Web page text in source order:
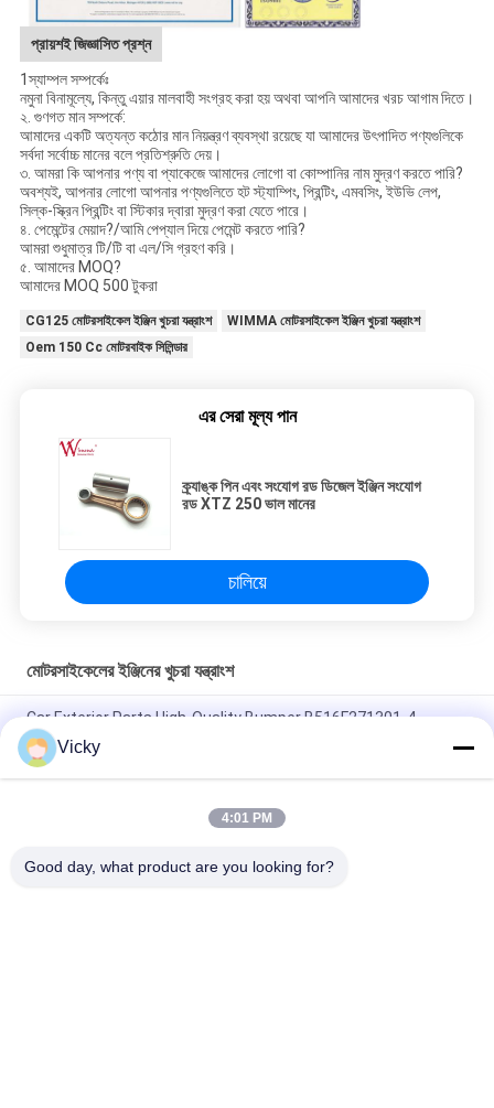
প্রায়শই জিজ্ঞাসিত প্রশ্ন
1স্যাম্পল সম্পর্কেঃ
নমুনা বিনামূল্যে, কিন্তু এয়ার মালবাহী সংগ্রহ করা হয় অথবা আপনি আমাদের খরচ আগাম দিতে।
২. গুণগত মান সম্পর্কে:
আমাদের একটি অত্যন্ত কঠোর মান নিয়ন্ত্রণ ব্যবস্থা রয়েছে যা আমাদের উৎপাদিত পণ্যগুলিকে
সর্বদা সর্বোচ্চ মানের বলে প্রতিশ্রুতি দেয়।
৩. আমরা কি আপনার পণ্য বা প্যাকেজে আমাদের লোগো বা কোম্পানির নাম মুদ্রণ করতে পারি?
অবশ্যই, আপনার লোগো আপনার পণ্যগুলিতে হট স্ট্যাম্পিং, প্রিন্টিং, এমবসিং, ইউভি লেপ,
সিল্ক-স্ক্রিন প্রিন্টিং বা স্টিকার দ্বারা মুদ্রণ করা যেতে পারে।
৪. পেমেন্টের মেয়াদ?/আমি পেপ্যাল দিয়ে পেমেন্ট করতে পারি?
আমরা শুধুমাত্র টি/টি বা এল/সি গ্রহণ করি।
৫. আমাদের MOQ?
আমাদের MOQ 500 টুকরা
CG125 মোটরসাইকেল ইঞ্জিন খুচরা যন্ত্রাংশ
WIMMA মোটরসাইকেল ইঞ্জিন খুচরা যন্ত্রাংশ
Oem 150 Cc মোটরবাইক সিলিন্ডার
এর সেরা মূল্য পান
ক্র্যাঙ্ক পিন এবং সংযোগ রড ডিজেল ইঞ্জিন সংযোগ
রড XTZ 250 ভাল মানের
চালিয়ে
মোটরসাইকেলের ইঞ্জিনের খুচরা যন্ত্রাংশ
Car Exterior Parts High-Quality Bumper B516F271301-4
CHANAN OSHAN​ Z6 Starry White
স্টার্টার মোটর হন্ডা EX5 মোটরসাইকেল ইঞ্জিন খুচরা যন্ত্রাংশ সস্তা পাইকারি উচ্চ পারফরম্যান্স
Vicky
4:01 PM
Good day, what product are you looking for?